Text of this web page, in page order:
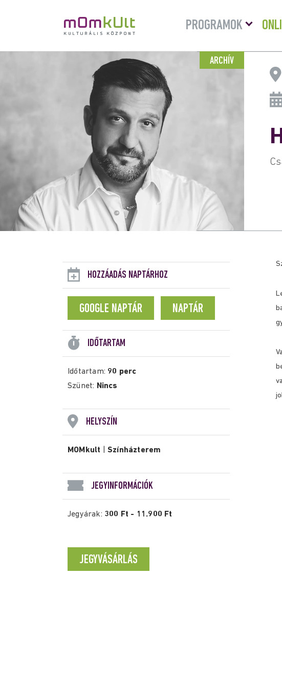
PROGRAMOK
Menü
lenyitása
ARCHÍV
HOZZÁADÁS NAPTÁRHOZ
GOOGLE NAPTÁR NAPTÁR
IDŐTARTAM
Időtartam: 90 perc
Szünet: Nincs
HELYSZÍN
MOMkult |Színházterem
JEGYINFORMÁCIÓK
Jegyárak: 300 Ft - 11.900 Ft
JEGYVÁSÁRLÁS